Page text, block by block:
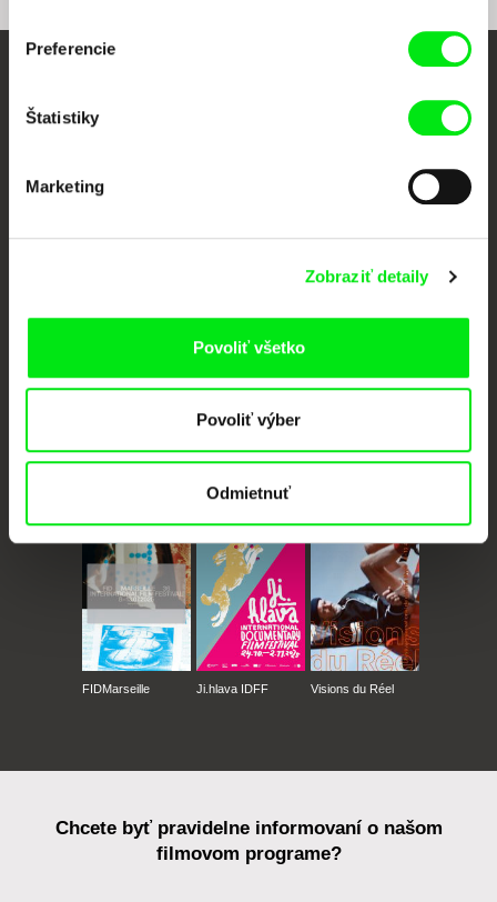
Preferencie
Štatistiky
Marketing
Zobraziť detaily
Povoliť všetko
Povoliť výber
Odmietnuť
európskych festivalov dokumentárneho filmu združených pod Doc Alliance.
Against Gravity
FIDMarseille Ji.hlava IDFF Visions du Réel
Chcete byť pravidelne informovaní o našom
filmovom programe?